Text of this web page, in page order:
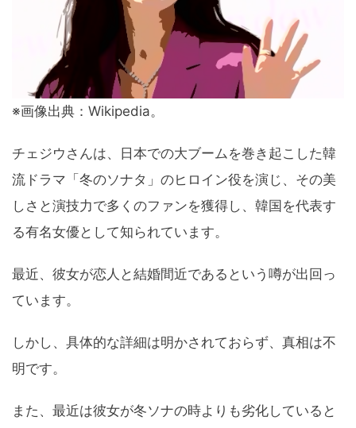
※画像出典：Wikipedia。
チェジウさんは、日本での大ブームを巻き起こした韓
流ドラマ「冬のソナタ」のヒロイン役を演じ、その美
しさと演技力で多くのファンを獲得し、韓国を代表す
る有名女優として知られています。
最近、彼女が恋人と結婚間近であるという噂が出回っ
ています。
しかし、具体的な詳細は明かされておらず、真相は不
明です。
また、最近は彼女が冬ソナの時よりも劣化していると